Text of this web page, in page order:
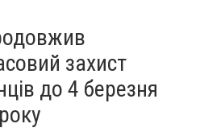
захист
до 4 березня